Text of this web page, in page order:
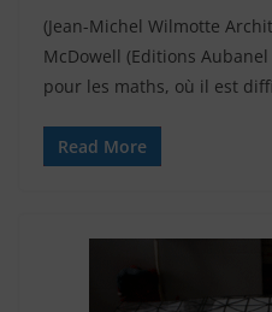
(Jean-Michel Wilmotte
McDowell (Editions
pour les maths, où il est
Read More